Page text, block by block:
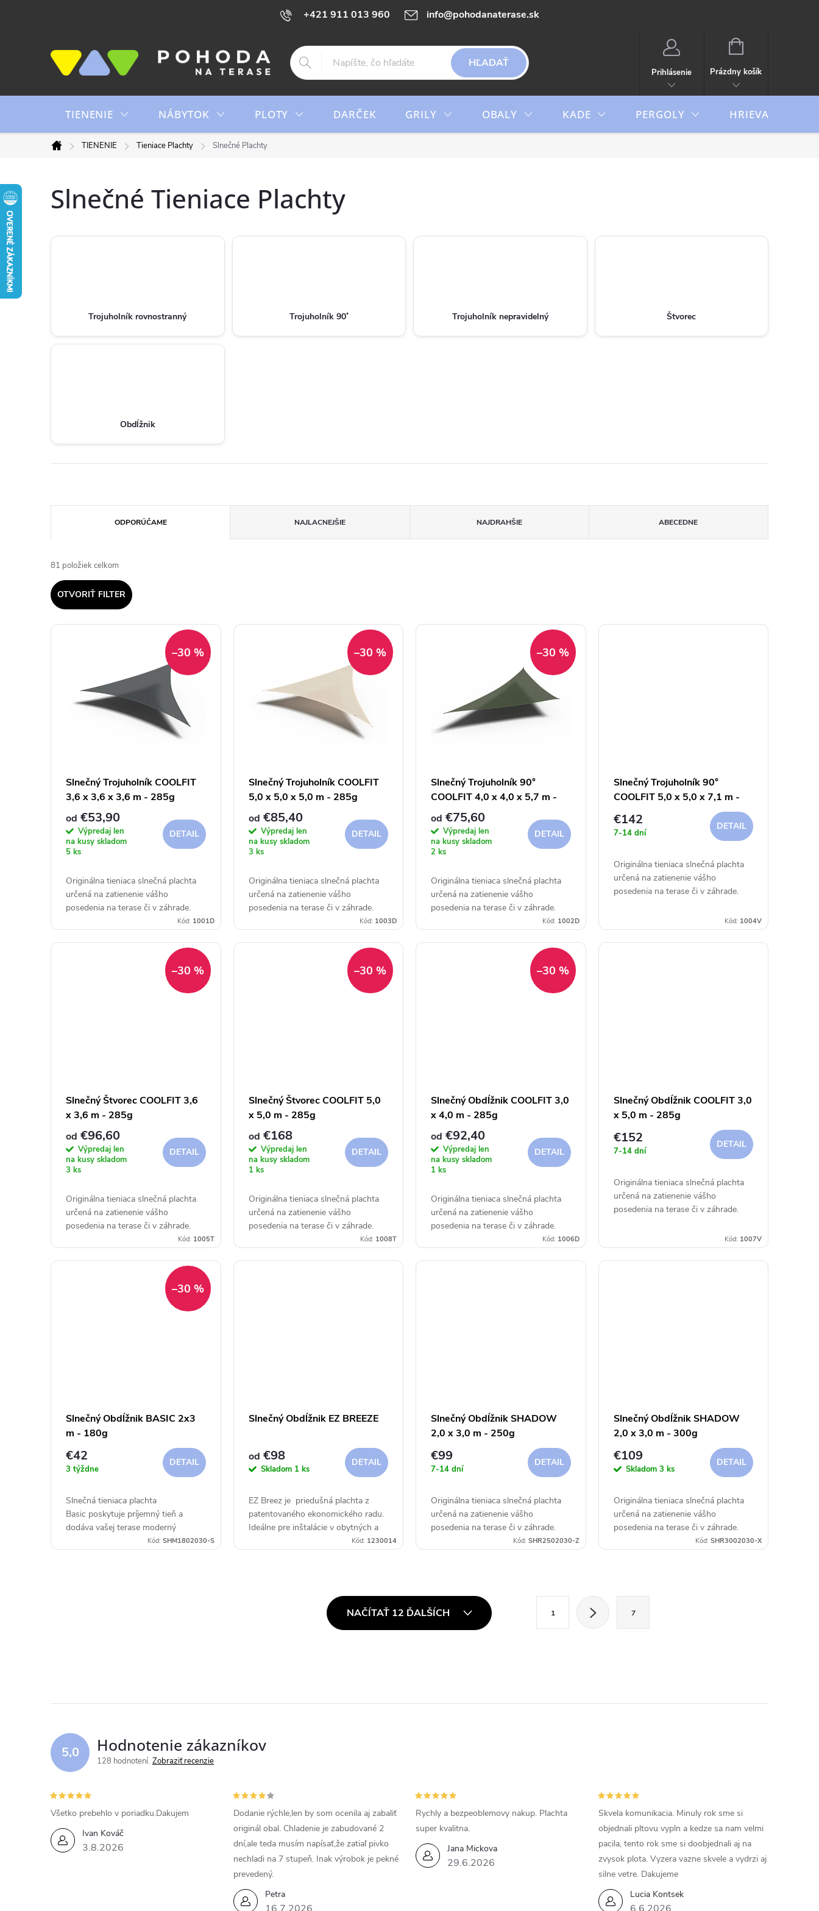
+421 911 013 960 info@pohodanaterase.sk
HĽADAŤ
Prihlásenie
NÁKUPNÝ
Prázdny košík
TIENENIE NÁBYTOK PLOTY DARČEK GRILY OBALY KADE PERGOLY HRIEVAČE
Domov
TIENENIE Tieniace Plachty Slnečné Plachty
Slnečné Tieniace Plachty
Trojuholník rovnostranný Trojuholník 90˚ Trojuholník nepravidelný Štvorec
Obdĺžnik
a
d
e
o
ODPORÚČAME NAJLACNEJŠIE NAJDRAHŠIE ABECEDNE
81 položiek celkom
OTVORIŤ FILTER
V
k
–30 %
Slnečný Trojuholník COOLFIT
3,6 x 3,6 x 3,6 m - 285g
od €53,90
Výpredaj len
na kusy skladom
5 ks
DETAIL
Originálna tieniaca slnečná plachta
určená na zatienenie vášho
posedenia na terase či v záhrade.
Kód: 1001D
–30 %
Slnečný Trojuholník COOLFIT
5,0 x 5,0 x 5,0 m - 285g
od €85,40
Výpredaj len
na kusy skladom
3 ks
DETAIL
Originálna tieniaca slnečná plachta
určená na zatienenie vášho
posedenia na terase či v záhrade.
Kód: 1003D
–30 %
Slnečný Trojuholník 90°
COOLFIT 4,0 x 4,0 x 5,7 m -
285g
od €75,60
Výpredaj len
na kusy skladom
2 ks
DETAIL
Originálna tieniaca slnečná plachta
určená na zatienenie vášho
posedenia na terase či v záhrade.
Kód: 1002D
Slnečný Trojuholník 90°
COOLFIT 5,0 x 5,0 x 7,1 m -
285g
€142
7-14 dní
DETAIL
Originálna tieniaca slnečná plachta
určená na zatienenie vášho
posedenia na terase či v záhrade.
Kód: 1004V
–30 %
Slnečný Štvorec COOLFIT 3,6
x 3,6 m - 285g
od €96,60
Výpredaj len
na kusy skladom
3 ks
DETAIL
Originálna tieniaca slnečná plachta
určená na zatienenie vášho
posedenia na terase či v záhrade.
Kód: 1005T
–30 %
Slnečný Štvorec COOLFIT 5,0
x 5,0 m - 285g
od €168
Výpredaj len
na kusy skladom
1 ks
DETAIL
Originálna tieniaca slnečná plachta
určená na zatienenie vášho
posedenia na terase či v záhrade.
Kód: 1008T
–30 %
Slnečný Obdĺžnik COOLFIT 3,0
x 4,0 m - 285g
od €92,40
Výpredaj len
na kusy skladom
1 ks
DETAIL
Originálna tieniaca slnečná plachta
určená na zatienenie vášho
posedenia na terase či v záhrade.
Kód: 1006D
Slnečný Obdĺžnik COOLFIT 3,0
x 5,0 m - 285g
€152
7-14 dní
DETAIL
Originálna tieniaca slnečná plachta
určená na zatienenie vášho
posedenia na terase či v záhrade.
Kód: 1007V
–30 %
Slnečný Obdĺžnik BASIC 2x3
m - 180g
€42
3 týždne
DETAIL
Slnečná tieniaca plachta
Basic poskytuje príjemný tieň a
dodáva vašej terase moderný
Kód: SHM1802030-S
Slnečný Obdĺžnik EZ BREEZE
od €98
Skladom 1 ks
DETAIL
EZ Breez je priedušná plachta z
patentovaného ekonomického radu.
Ideálne pre inštalácie v obytných a
komerčných priestoroch, naKód: 1230014
Slnečný Obdĺžnik SHADOW
2,0 x 3,0 m - 250g
€99
7-14 dní
DETAIL
Originálna tieniaca slnečná plachta
určená na zatienenie vášho
posedenia na terase či v záhrade.
Kód: SHR2502030-Z
Slnečný Obdĺžnik SHADOW
2,0 x 3,0 m - 300g
€109
Skladom 3 ks
DETAIL
Originálna tieniaca slnečná plachta
určená na zatienenie vášho
posedenia na terase či v záhrade.
Kód: SHR3002030-X
d
a
c
e
p
r
NAČÍTAŤ 12 ĎALŠÍCH
k
e
1 7
5,0 Hodnotenie zákazníkov
128 hodnotení Zobraziť recenzie
Ivan Kováč
3.8.2026
Všetko prebehlo v poriadku.Dakujem
Petra
16.7.2026
Dodanie rýchle,len by som ocenila aj zabaliť
originál obal. Chladenie je zabudované 2
dní,ale teda musím napísať,že zatiaľ pivko
nechladi na 7 stupeň. Inak výrobok je pekné
prevedený.
Jana Mickova
29.6.2026
Rychly a bezpeoblemovy nakup. Plachta
super kvalitna.
Lucia Kontsek
6.6.2026
Skvela komunikacia. Minuly rok sme si
objednali pltovu vypln a kedze sa nam velmi
pacila, tento rok sme si doobjednali aj na
zvysok plota. Vyzera vazne skvele a vydrzi aj
silne vetre. Dakujeme